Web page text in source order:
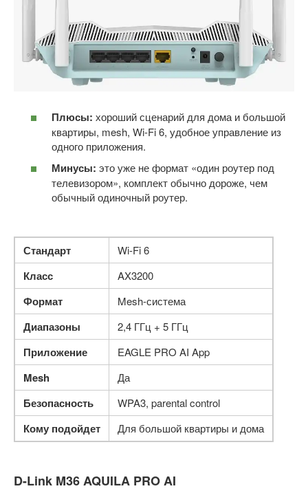
Плюсы: хороший сценарий для дома и большой
квартиры, mesh, Wi-Fi 6, удобное управление из
одного приложения.
Минусы: это уже не формат «один роутер под
телевизором», комплект обычно дороже, чем
обычный одиночный роутер.
Стандарт Wi-Fi 6
Класс AX3200
Формат Mesh-система
Диапазоны 2,4 ГГц + 5 ГГц
Приложение EAGLE PRO AI App
Mesh Да
Безопасность WPA3, parental control
Кому подойдет Для большой квартиры и дома
D-Link M36 AQUILA PRO AI